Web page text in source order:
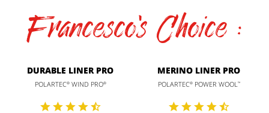
Francesco's Choice :
DURABLE LINER PRO
POLARTEC®WIND PRO®
MERINO LINER PRO
POLARTEC®POWER WOOL™